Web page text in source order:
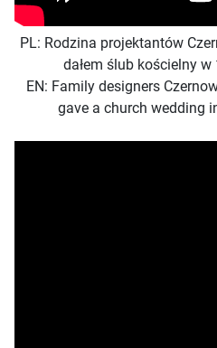
PL: Rodzina projektantów
dałem ślub kościelny
EN: Family designers
gave a church wedding